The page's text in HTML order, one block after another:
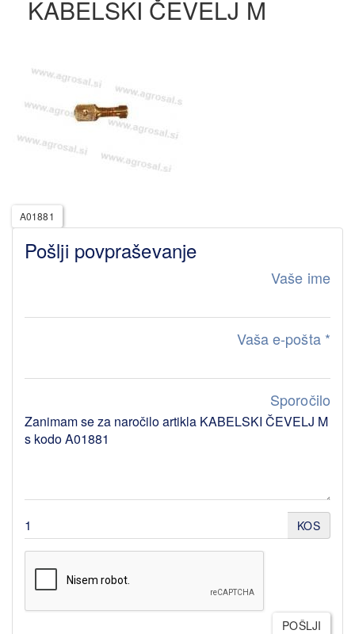
KABELSKI ČEVELJ M
A01881
Pošlji povpraševanje
Vaše ime
Vaša e-pošta *
Sporočilo
KOS
POŠLJI